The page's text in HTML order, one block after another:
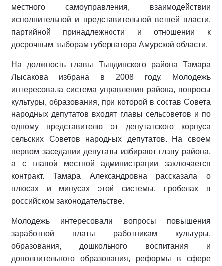
местного самоуправления, взаимодействии
исполнительной и представительной ветвей власти,
партийной принадлежности и отношении к
досрочным выборам губернатора Амурской области.
На должность главы Тындинского района Тамара
Лысакова избрана в 2008 году. Молодежь
интересовала система управления района, вопросы
культуры, образования, при которой в состав Совета
народных депутатов входят главы сельсоветов и по
одному представителю от депутатского корпуса
сельских Советов народных депутатов. На своем
первом заседании депутаты избирают главу района,
а с главой местной администрации заключается
контракт. Тамара Александровна рассказала о
плюсах и минусах этой системы, пробелах в
российском законодательстве.
Молодежь интересовали вопросы повышения
заработной платы работникам культуры,
образования, дошкольного воспитания и
дополнительного образования, реформы в сфере